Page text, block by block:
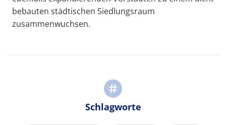
bebauten städtischen Siedlungsraum
zusammenwuchsen.
Schlagworte